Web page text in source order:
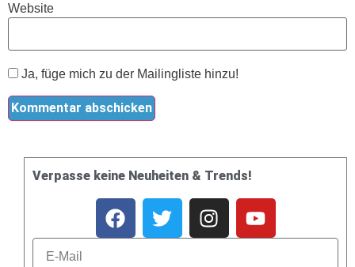
Website
Ja, füge mich zu der Mailingliste hinzu!
Verpasse keine Neuheiten & Trends!